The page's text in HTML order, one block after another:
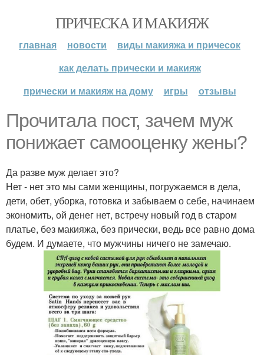
ПРИЧЕСКА И МАКИЯЖ
главная новости
виды макияжа и причесок
как делать прически и макияж
прически и макияж на дому
игры отзывы
Прочитала пост, зачем муж
понижает самооценку жены?
Да разве муж делает это?
Нет - нет это мы сами женщины, погружаемся в дела,
дети, обет, уборка, готовка и забываем о себе, начинаем
экономить, ой денег нет, встречу новый год в старом
платье, без макияжа, без прически, ведь все равно дома
будем. И думаете, что мужчины ничего не замечаю.